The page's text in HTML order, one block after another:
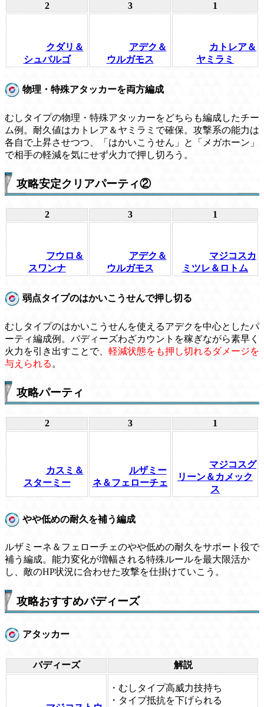
2 3 1
クダリ＆
シュバルゴ
アデク＆
ウルガモス
カトレア＆
ヤミラミ
物理・特殊アタッカーを両方編成
むしタイプの物理・特殊アタッカーをどちらも編成したチー
ム例。耐久値はカトレア＆ヤミラミで確保。攻撃系の能力は
各自で上昇させつつ、「はかいこうせん」と「メガホーン」
で相手の軽減を気にせず火力で押し切ろう。
攻略安定クリアパーティ②
2 3 1
フウロ＆
スワンナ
アデク＆
ウルガモス
マジコスカ
ミツレ＆ロトム
弱点タイプのはかいこうせんで押し切る
むしタイプのはかいこうせんを使えるアデクを中心としたパ
ーティ編成例。バディーズわざカウントを稼ぎながら素早く
火力を引き出すことで、 軽減状態をも押し切れるダメージを
与えられる 。
攻略パーティ
2 3 1
カスミ＆
スターミー
ルザミー
ネ＆フェローチェ
マジコスグ
リーン＆カメック
ス
やや低めの耐久を補う編成
ルザミーネ＆フェローチェのやや低めの耐久をサポート役で
補う編成。能力変化が増幅される特殊ルールを最大限活か
し、敵のHP状況に合わせた攻撃を仕掛けていこう。
攻略おすすめバディーズ
アタッカー
バディーズ 解説
・むしタイプ高威力技持ち
・タイプ抵抗を下げられる